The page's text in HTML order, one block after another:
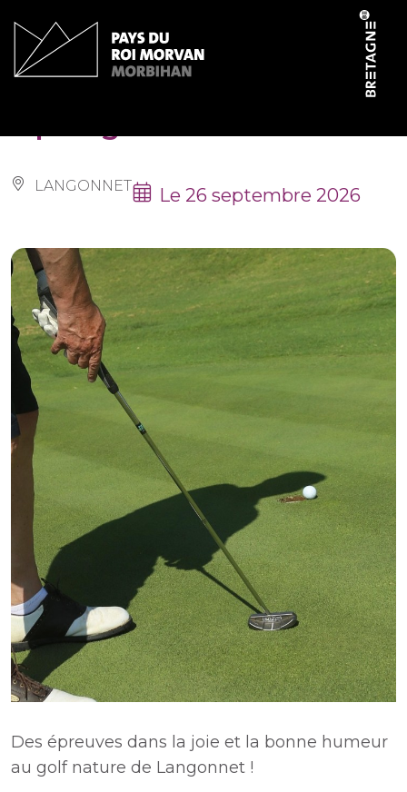
LANGONNET Le 26 septembre 2026
Des épreuves dans la joie et la bonne humeur
au golf nature de Langonnet !